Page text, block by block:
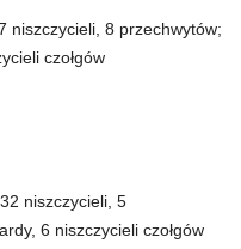
niszczycieli, 8 przechwytów;
czołgów
niszczycieli, 5
6 niszczycieli czołgów